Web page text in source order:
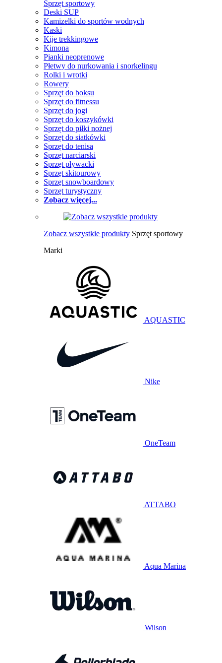
Sprzęt sportowy
Deski SUP
Kamizelki do sportów wodnych
Kaski
Kije trekkingowe
Kimona
Pianki neoprenowe
Płetwy do nurkowania i snorkelingu
Rolki i wrotki
Rowery
Sprzęt do boksu
Sprzęt do fitnessu
Sprzęt do jogi
Sprzęt do koszykówki
Sprzęt do piłki nożnej
Sprzęt do siatkówki
Sprzęt do tenisa
Sprzęt narciarski
Sprzęt pływacki
Sprzęt skitourowy
Sprzęt snowboardowy
Sprzęt turystyczny
Zobacz więcej...
Zobacz wszystkie produkty Sprzęt sportowy
Marki
AQUASTIC
Nike
OneTeam
ATTABO
Aqua Marina
Wilson